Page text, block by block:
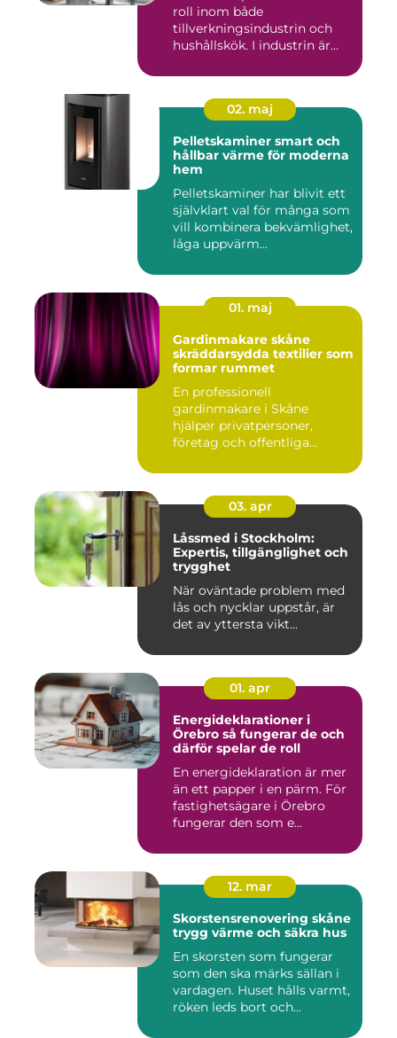
roll inom både
tillverkningsindustrin och
hushållskök. I industrin är
02. maj
Pelletskaminer smart och
hållbar värme för moderna
hem
Pelletskaminer har blivit ett
självklart val för många som
vill kombinera bekvämlighet,
låga uppvärm...
01. maj
Gardinmakare skåne
skräddarsydda textilier som
formar rummet
En professionell
gardinmakare i Skåne
hjälper privatpersoner,
företag och offentliga
03. apr
Låssmed i Stockholm:
Expertis, tillgänglighet och
trygghet
När oväntade problem med
lås och nycklar uppstår, är
det av yttersta vikt...
01. apr
Energideklarationer i
Örebro så fungerar de och
därför spelar de roll
En energideklaration är mer
än ett papper i en pärm. För
fastighetsägare i Örebro
fungerar den som e...
12. mar
Skorstensrenovering skåne
trygg värme och säkra hus
En skorsten som fungerar
som den ska märks sällan i
vardagen. Huset hålls varmt,
röken leds bort och...